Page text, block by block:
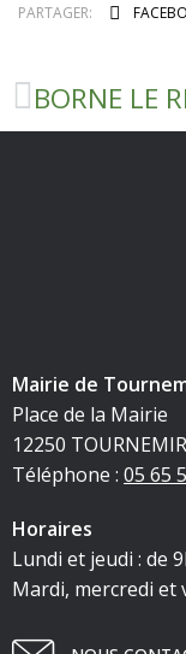
PARTAGER:
BORNE LE
Mairie de
Place de la Mairie
12250
Téléphone : 05 65
Horaires
Lundi et jeudi : de
Mardi, mercredi et